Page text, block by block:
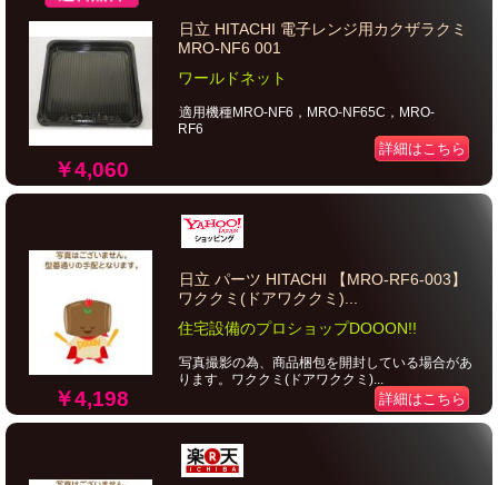
￥4,060
日立 HITACHI 電子レンジ用カクザラクミ
MRO-NF6 001
ワールドネット
適用機種MRO-NF6，MRO-NF65C，MRO-
RF6
詳細はこちら
￥4,198
日立 パーツ HITACHI 【MRO-RF6-003】
ワククミ(ドアワククミ)...
住宅設備のプロショップDOOON!!
写真撮影の為、商品梱包を開封している場合があ
ります。ワククミ(ドアワククミ)...
詳細はこちら